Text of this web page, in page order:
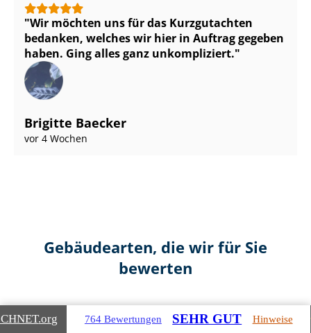
Wir möchten uns für das Kurzgutachten
bedanken, welches wir hier in Auftrag gegeben
haben. Ging alles ganz unkompliziert.
Brigitte Baecker
vor 4 Wochen
Gebäudearten, die wir für Sie
bewerten
.org 764 Bewertungen SEHR GUT Hinweise